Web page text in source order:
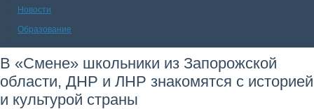
Новости
Образование
В «Смене» школьники из Запорожской
области, ДНР и ЛНР знакомятся с историей
и культурой страны